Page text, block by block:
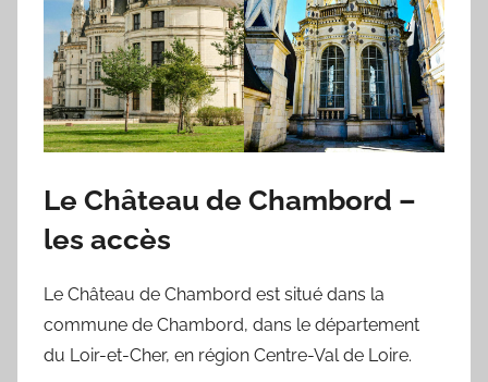
Le Château de Chambord –
les accès
Le Château de Chambord est situé dans la
commune de Chambord, dans le département
du Loir-et-Cher, en région Centre-Val de Loire.